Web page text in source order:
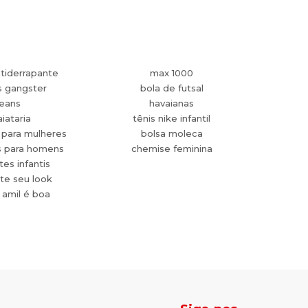
gangster
mulheres
homens
infantis
seu look
é boa
max 1000
bola de futsal
havaianas
tênis nike infantil
bolsa moleca
chemise feminina